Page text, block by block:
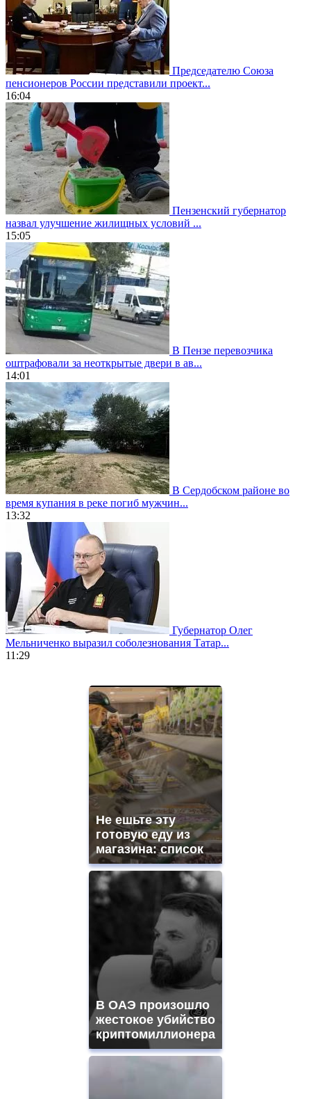
Председателю Союза
пенсионеров России представили проект...
16:04
Пензенский губернатор
назвал улучшение жилищных условий ...
15:05
В Пензе перевозчика
оштрафовали за неоткрытые двери в ав...
14:01
В Сердобском районе во
время купания в реке погиб мужчин...
13:32
Губернатор Олег
Мельниченко выразил соболезнования Татар...
11:29
https://gradewatches.to/
https://www.replicasrelojes.to/
Не ешьте эту
готовую еду из
магазина: список
В ОАЭ произошло
жестокое убийство
криптомиллионера